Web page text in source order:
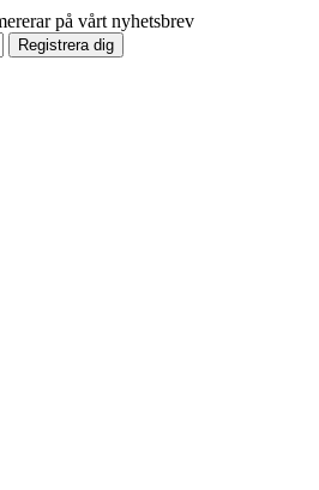
på vårt nyhetsbrev
Registrera dig